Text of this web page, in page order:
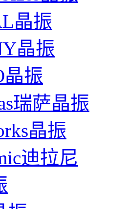
晶振
晶振
晶振
瑞萨晶振
晶振
迪拉尼